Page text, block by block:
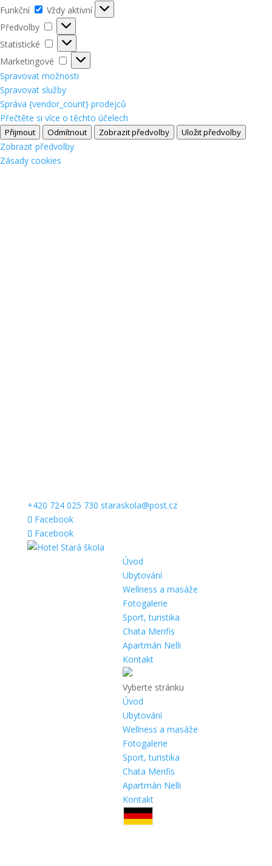
Funkční
Funkční
Vždy aktivní
Předvolby
Předvolby
Statistické
Statistické
Marketingové
Marketingové
Spravovat možnosti
Spravovat služby
Správa {vendor_count} prodejců
Přečtěte si více o těchto účelech
Přijmout Odmítnout Zobrazit předvolby Uložit předvolby
Zobrazit předvolby
Zásady cookies
+420 724 025 730 staraskola@post.cz
Facebook
Facebook
Úvod
Ubytování
Wellness a masáže
Fotogalerie
Sport, turistika
Chata Menfis
Apartmán Nelli
Kontakt
Vyberte stránku
Úvod
Ubytování
Wellness a masáže
Fotogalerie
Sport, turistika
Chata Menfis
Apartmán Nelli
Kontakt